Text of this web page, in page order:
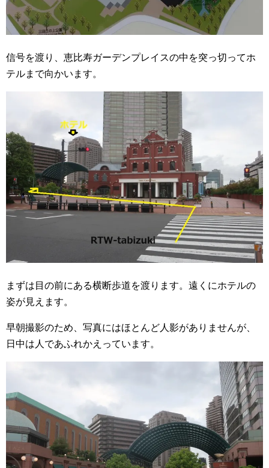
信号を渡り、恵比寿ガーデンプレイスの中を突っ切ってホ
テルまで向かいます。
まずは目の前にある横断歩道を渡ります。遠くにホテルの
姿が見えます。
早朝撮影のため、写真にはほとんど人影がありませんが、
日中は人であふれかえっています。